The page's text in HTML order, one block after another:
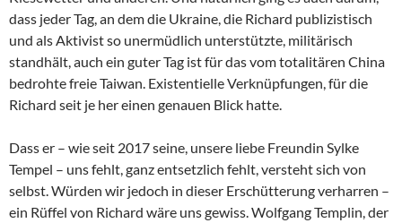
dass jeder Tag, an dem die Ukraine, die Richard publizistisch
und als Aktivist so unermüdlich unterstützte, militärisch
standhält, auch ein guter Tag ist für das vom totalitären China
bedrohte freie Taiwan. Existentielle Verknüpfungen, für die
Richard seit je her einen genauen Blick hatte.
Dass er – wie seit 2017 seine, unsere liebe Freundin Sylke
Tempel – uns fehlt, ganz entsetzlich fehlt, versteht sich von
selbst. Würden wir jedoch in dieser Erschütterung verharren –
ein Rüffel von Richard wäre uns gewiss. Wolfgang Templin, der